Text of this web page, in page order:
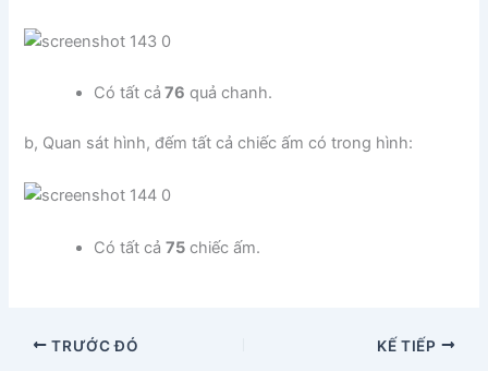
Có tất cả 76 quả chanh.
b, Quan sát hình, đếm tất cả chiếc ấm có trong hình:
Có tất cả75 chiếc ấm.
TRƯỚC ĐÓ KẾ TIẾP